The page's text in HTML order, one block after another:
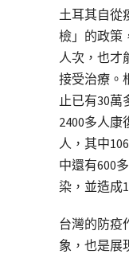
土耳其自從
檢」的政策
人次，也才
接受治療。
止已有30
2400多人康
人，其中
中還有600
染，並造成
台灣的防疫
象，也是展